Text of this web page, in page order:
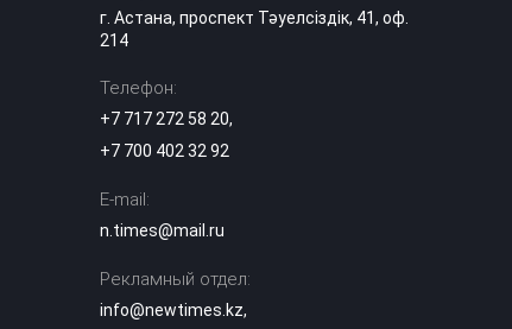
г. Астана, проспект Тәуелсіздік, 41, оф.
214
Телефон:
+7 717 272 58 20,
+7 700 402 32 92
E-mail:
n.times@mail.ru
Рекламный отдел:
info@newtimes.kz,